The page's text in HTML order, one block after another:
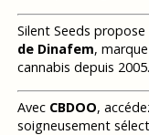
Silent Seeds propose
de Dinafem,
cannabis depuis 2005.
Avec CBDOO,
soigneusement